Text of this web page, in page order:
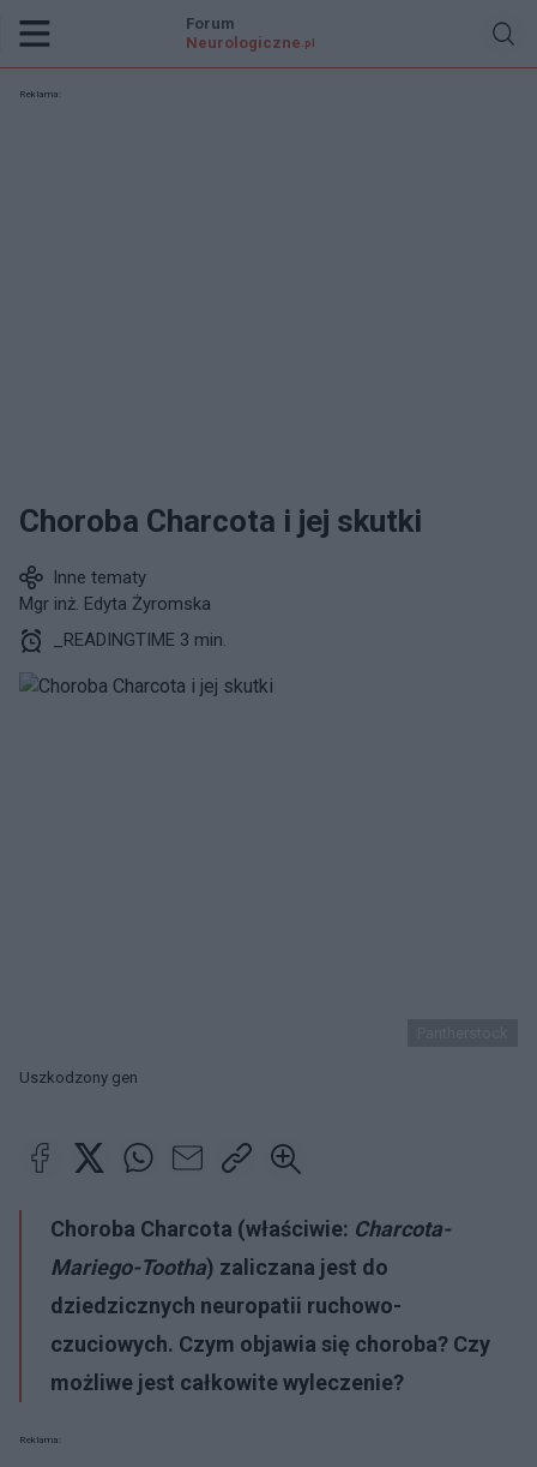
Forum
Neurologiczne .pl
Reklama:
Choroba Charcota i jej skutki
Inne tematy
Mgr inż. Edyta Żyromska
_READINGTIME 3 min.
Uszkodzony gen
Choroba Charcota (właściwie: Charcota-
Mariego-Tootha) zaliczana jest do
dziedzicznych neuropatii ruchowo-
czuciowych. Czym objawia się choroba? Czy
możliwe jest całkowite wyleczenie?
Reklama: